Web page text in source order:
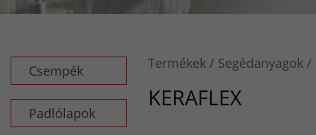
Csempék
Padlólapok
Termékek Segédanyagok
KERAFLEX